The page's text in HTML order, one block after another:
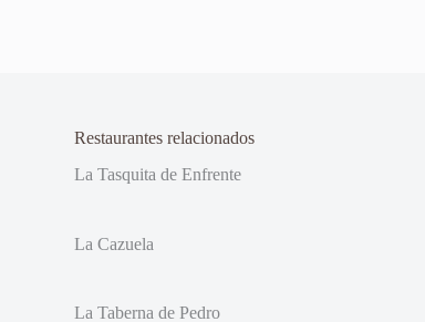
Restaurantes relacionados
La Tasquita de Enfrente
La Cazuela
La Taberna de Pedro